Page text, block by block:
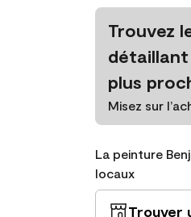
Trouvez
détaillant
plus
Misez sur
La peinture
locaux
Trouver